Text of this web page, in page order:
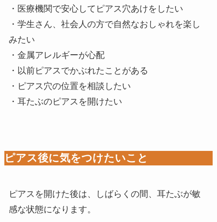
・医療機関で安心してピアス穴あけをしたい
・学生さん、社会人の方で自然なおしゃれを楽し
みたい
・金属アレルギーが心配
・以前ピアスでかぶれたことがある
・ピアス穴の位置を相談したい
・耳たぶのピアスを開けたい
ピアス後に気をつけたいこと
ピアスを開けた後は、しばらくの間、耳たぶが敏
感な状態になります。